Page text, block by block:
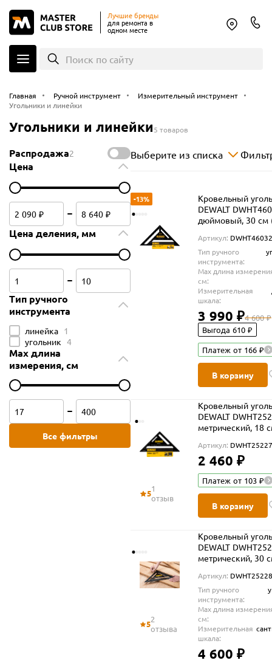
Лучшие бренды
для ремонта в
одном месте
Поиск по сайту
Главная Ручной инструмент
Измерительный инструмент
Угольники и линейки
Угольники и линейки5 товаров
Распродажа2
Цена
Цена деления, мм
Тип ручного
инструмента
линейка 1
угольник 4
Max длина
измерения, cм
Все фильтры
Выберите из списка
-13%
Кровельный
DEWALT
дюймовый, 30 см
Артикул:
Тип ручного
инструмента:
Max длина
cм:
Измерительная
шкала:
3 990 ₽4 600 ₽
Выгода 610 ₽
Платеж от 166 ₽
В корзину
51
отзыв
Кровельный
DEWALT
метрический, 18
Артикул:
2 460 ₽
Платеж от 103 ₽
В корзину
52
отзыва
Кровельный
DEWALT
метрический, 30
Артикул:
Тип ручного
инструмента:
Max длина
cм:
Измерительная
шкала:
4 600 ₽